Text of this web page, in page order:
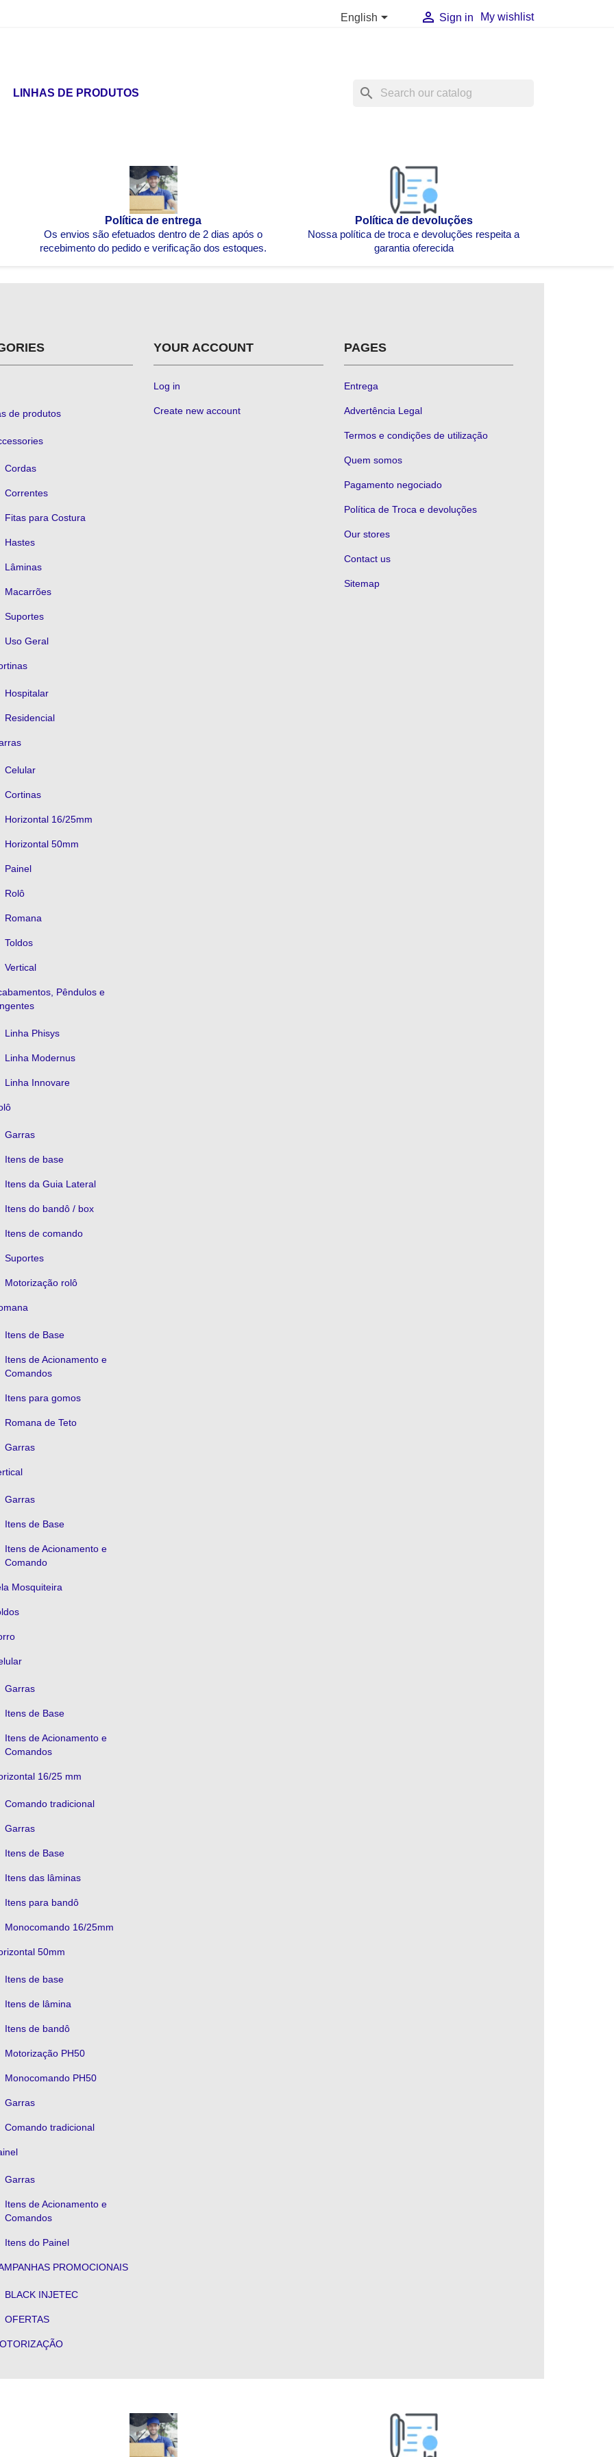
English  Sign in My wishlist
LINHAS DE PRODUTOS search
Política de entrega
Os envios são efetuados dentro de 2 dias após o
recebimento do pedido e verificação dos estoques.
Política de devoluções
Nossa política de troca e devoluções respeita a
garantia oferecida
de produtos
Cordas
Correntes
Fitas para Costura
Hastes
Lâminas
Macarrões
Suportes
Uso Geral
Hospitalar
Residencial
Celular
Cortinas
Horizontal 16/25mm
Horizontal 50mm
Painel
Rolô
Romana
Toldos
Vertical
Pêndulos e
Linha Phisys
Linha Modernus
Linha Innovare
Garras
Itens de base
Itens da Guia Lateral
Itens do bandô / box
Itens de comando
Suportes
Motorização rolô
Itens de Base
Itens de Acionamento e
Comandos
Itens para gomos
Romana de Teto
Garras
Garras
Itens de Base
Itens de Acionamento e
Comando
Mosquiteira
Garras
Itens de Base
Itens de Acionamento e
Comandos
16/25 mm
Comando tradicional
Garras
Itens de Base
Itens das lâminas
Itens para bandô
Monocomando 16/25mm
50mm
Itens de base
Itens de lâmina
Itens de bandô
Motorização PH50
Monocomando PH50
Garras
Comando tradicional
Garras
Itens de Acionamento e
Comandos
Itens do Painel
PROMOCIONAIS
BLACK INJETEC
OFERTAS
YOUR ACCOUNT
Log in
Create new account
PAGES
Entrega
Advertência Legal
Termos e condições de utilização
Quem somos
Pagamento negociado
Política de Troca e devoluções
Our stores
Contact us
Sitemap